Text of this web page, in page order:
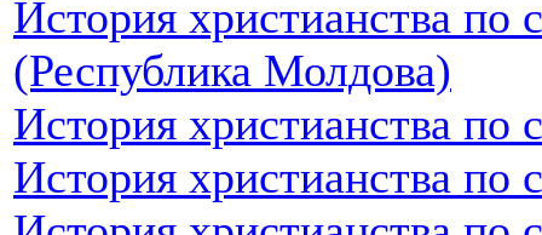
История христианства
(Республика Молдова)
История христианства
История христианства